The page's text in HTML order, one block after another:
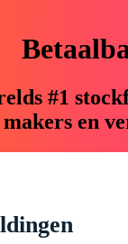
#1
en